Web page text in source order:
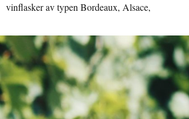
vinflasker av typen Bordeaux, Alsace,